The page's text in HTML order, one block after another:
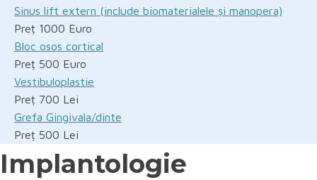
Sinus lift extern (include biomaterialele și manopera)
Preț 1000 Euro
Bloc osos cortical
Preț 500 Euro
Vestibuloplastie
Preț 700 Lei
Grefa Gingivala/dinte
Preț 500 Lei
Implantologie